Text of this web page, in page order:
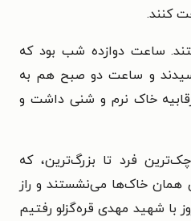
کنند.
ساعت دوازده شب بود که
و ساعت دو صبح هم به
خاک نرم و شنی داشت و
فرد تا بزرگ‌ترین، که
خاک‌ها می‌نشستند و راز
با شهید مهدی قره‌گزلو رفتیم